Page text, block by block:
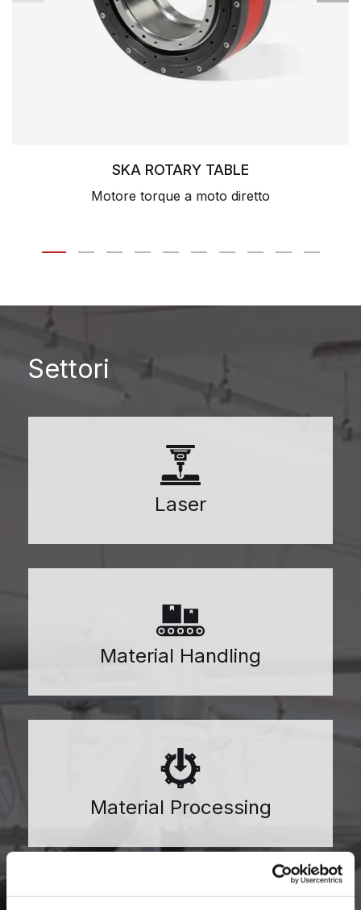
SKA ROTARY TABLE
Motore torque a moto diretto
Settori
Laser
Material Handling
Material Processing